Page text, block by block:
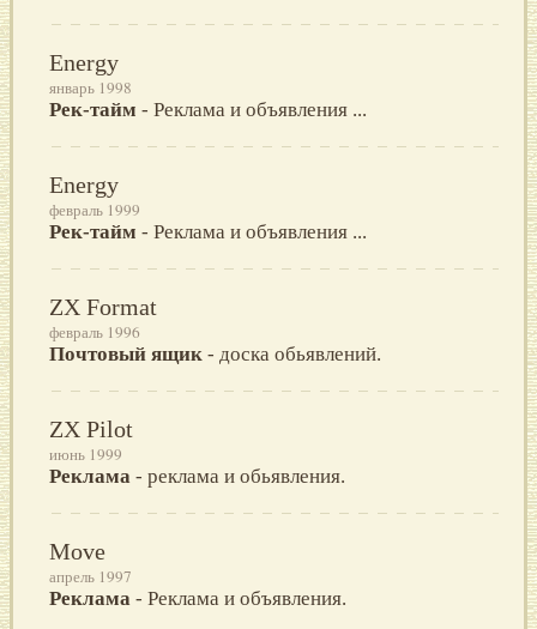
Energy
январь 1998
Рек-тайм - Реклама и объявления ...
Energy
февраль 1999
Рек-тайм - Реклама и объявления ...
ZX Format
февраль 1996
Почтовый ящик - доска обьявлений.
ZX Pilot
июнь 1999
Реклама - реклама и обьявления.
Move
апрель 1997
Реклама - Реклама и объявления.